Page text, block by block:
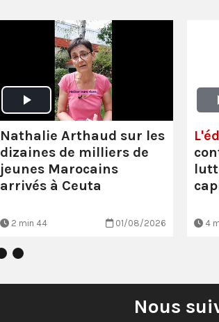
Nathalie Arthaud sur les
dizaines de milliers de
jeunes Marocains
arrivés à Ceuta
2 min 44 01/08/2026 4
Nous